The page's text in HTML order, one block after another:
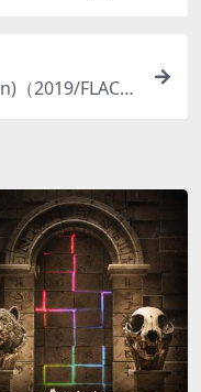
（2019/FLAC/